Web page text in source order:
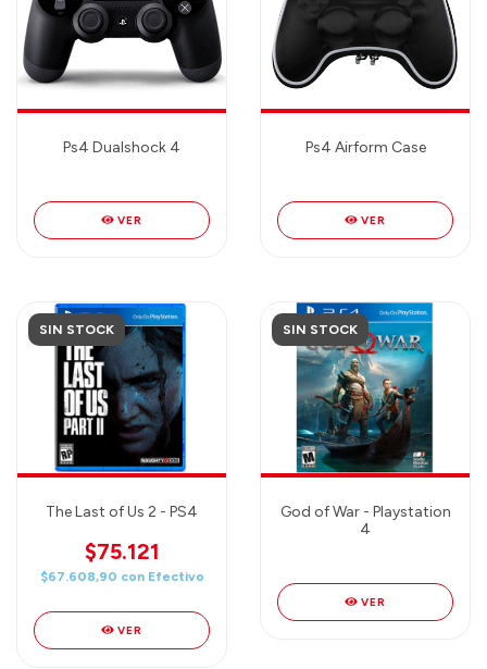
Ps4 Dualshock 4
VER
Ps4 Airform Case
VER
SIN STOCK
The Last of Us 2 - PS4
$75.121
$67.608,90 con Efectivo
VER
SIN STOCK
God of War - Playstation
4
VER